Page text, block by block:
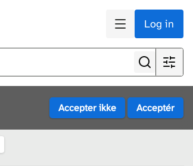
Log in